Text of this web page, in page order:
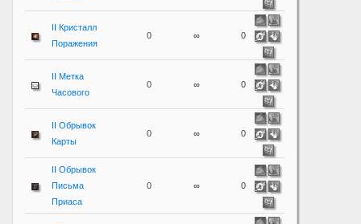
II Кристалл
Поражения
0 ∞ 0
II Метка
Часового
0 ∞ 0
II Обрывок
Карты
0 ∞ 0
II Обрывок
Письма
Приаса
0 ∞ 0